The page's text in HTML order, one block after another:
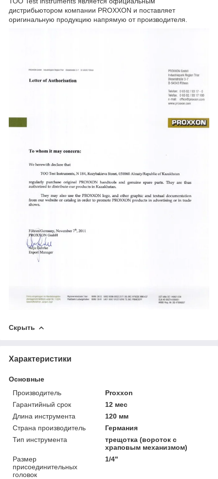
дистрибьютором компании PROXXON и поставляет
оригинальную продукцию напрямую от производителя.
Скрыть
Характеристики
Основные
Производитель
Proxxon
Гарантийный срок
12 мес
Длина инструмента
120 мм
Страна производитель
Германия
Тип инструмента
трещотка (вороток с
храповым механизмом)
Размер
присоединительных
головок
1/4"